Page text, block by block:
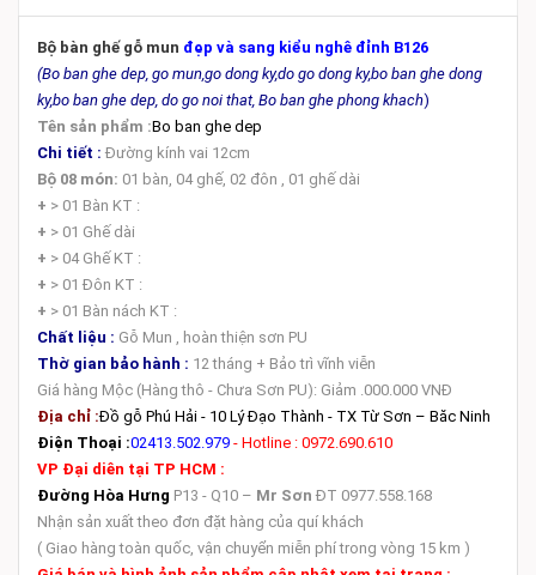
Bộ bàn ghế gỗ mun đẹp và sang kiểu nghê đỉnh B126
(Bo ban ghe dep, go mun,go dong ky,do go dong ky,bo ban ghe dong
ky,bo ban ghe dep, do go noi that, Bo ban ghe phong khach)
Tên sản phẩm :Bo ban ghe dep
Chi tiết : Đường kính vai 12cm
Bộ 08 món: 01 bàn, 04 ghế, 02 đôn , 01 ghế dài
+ > 01 Bàn KT :
+ > 01 Ghế dài
+ > 04 Ghế KT :
+ > 01 Đôn KT :
+ > 01 Bàn nách KT :
Chất liệu : Gỗ Mun , hoàn thiện sơn PU
Thờ gian bảo hành : 12 tháng + Bảo trì vĩnh viễn
Giá hàng Mộc (Hàng thô - Chưa Sơn PU): Giảm .000.000 VNĐ
Địa chỉ :Đồ gỗ Phú Hải - 10 Lý Đạo Thành - TX Từ Sơn – Băc Ninh
Điện Thoại :02413.502.979 - Hotline : 0972.690.610
VP Đại diên tại TP HCM :
Đường Hòa Hưng P13 - Q10 – Mr Sơn ĐT 0977.558.168
Nhận sản xuất theo đơn đặt hàng của quí khách
( Giao hàng toàn quốc, vận chuyển miễn phí trong vòng 15 km )